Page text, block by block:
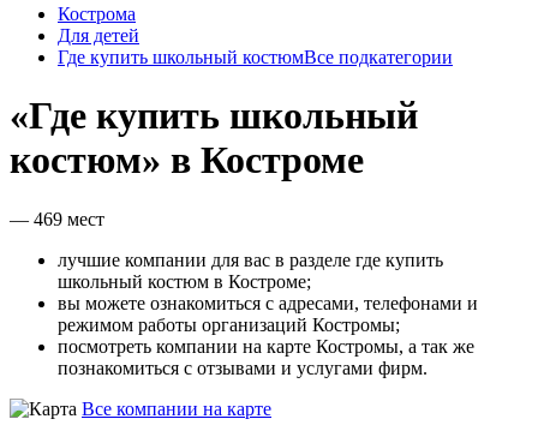
Кострома
Для детей
Где купить школьный костюмВсе подкатегории
«Где купить школьный
костюм» в Костроме
— 469 мест
лучшие компании для вас в разделе где купить
школьный костюм в Костроме;
вы можете ознакомиться с адресами, телефонами и
режимом работы организаций Костромы;
посмотреть компании на карте Костромы, а так же
познакомиться с отзывами и услугами фирм.
Все компании на карте